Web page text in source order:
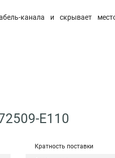
канала и скрывает
E110
Кратность поставки